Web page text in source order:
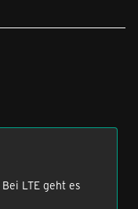
LTE geht es